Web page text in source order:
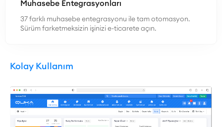
Muhasebe Entegrasyonları
37 farklı muhasebe entegrasyonu ile tam otomasyon.
Sürüm farketmeksizin işinizi e-ticarete açın.
Kolay Kullanım